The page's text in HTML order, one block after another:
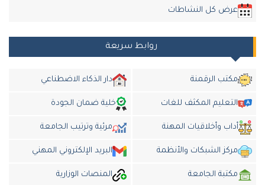
عرض كل النشاطات
روابط سريعة
مكتب الرقمنة دار الذكاء الاضطناعي
التعليم المكثف للغات خلية ضمان الجودة
أداب وأخلاقيات المهنة مرئية وترتيب الجامعة
مركز الشبكات والأنظمة البريد الإلكتروني المهني
مكتبة الجامعة المنصات الوزارية